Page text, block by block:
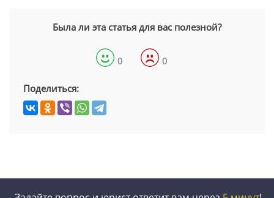
Была ли эта статья для вас полезной?
0 0
Поделиться: